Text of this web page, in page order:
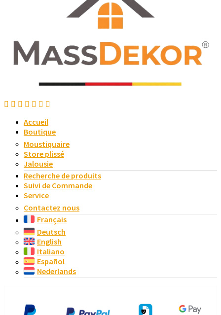
Accueil
Boutique
Moustiquaire
Store plissé
Jalousie
Recherche de produits
Suivi de Commande
Service
Contactez nous
Français
Deutsch
English
Italiano
Español
Nederlands